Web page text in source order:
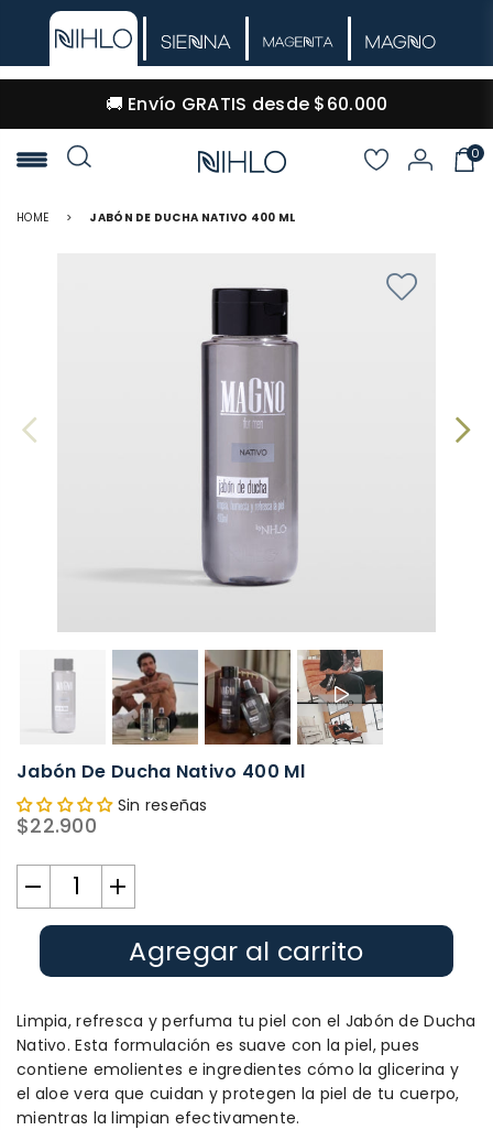
🚚 Envío GRATIS desde $60.000
NIHLO
0
HOME > JABÓN DE DUCHA NATIVO 400 ML
Jabón De Ducha Nativo 400 Ml
Sin reseñas
Precio
habitual
$22.900
Agregar al carrito
Limpia, refresca y perfuma tu piel con el Jabón de Ducha
Nativo. Esta formulación es suave con la piel, pues
contiene emolientes e ingredientes cómo la glicerina y
el aloe vera que cuidan y protegen la piel de tu cuerpo,
mientras la limpian efectivamente.